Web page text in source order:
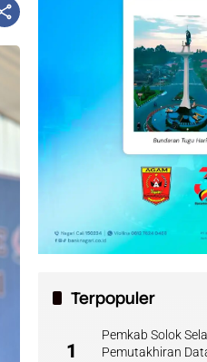
Terpopuler
1
Pemkab Solok
Pemutakhiran